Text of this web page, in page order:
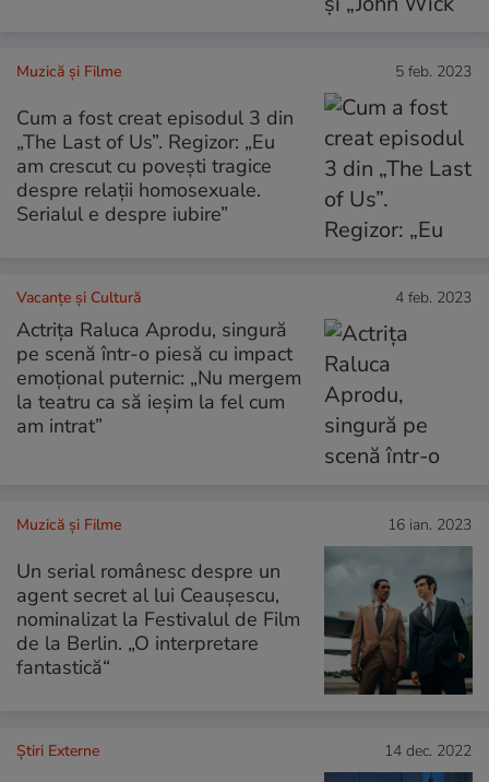
Muzică și Filme 5 feb. 2023
Cum a fost creat episodul 3 din
„The Last of Us”. Regizor: „Eu
am crescut cu povești tragice
despre relații homosexuale.
Serialul e despre iubire”
Vacanțe și Cultură 4 feb. 2023
Actrița Raluca Aprodu, singură
pe scenă într-o piesă cu impact
emoțional puternic: „Nu mergem
la teatru ca să ieșim la fel cum
am intrat”
Muzică și Filme 16 ian. 2023
Un serial românesc despre un
agent secret al lui Ceaușescu,
nominalizat la Festivalul de Film
de la Berlin. „O interpretare
fantastică“
Știri Externe 14 dec. 2022